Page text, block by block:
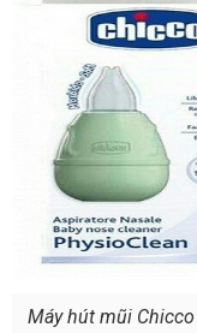
Máy hút mũi